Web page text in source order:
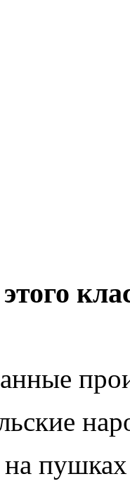
пушках